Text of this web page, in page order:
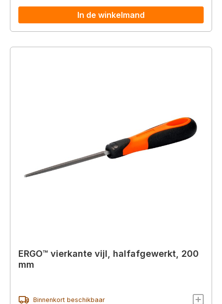
In de winkelmand
ERGO™ vierkante vijl, halfafgewerkt, 200
mm
Binnenkort beschikbaar